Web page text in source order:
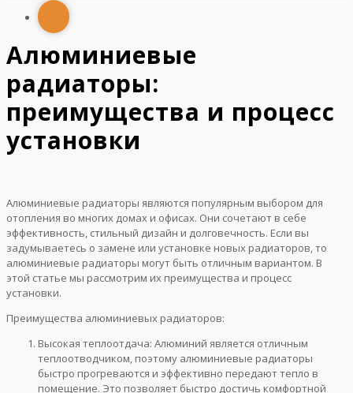
Алюминиевые
радиаторы:
преимущества и процесс
установки
Алюминиевые радиаторы являются популярным выбором для
отопления во многих домах и офисах. Они сочетают в себе
эффективность, стильный дизайн и долговечность. Если вы
задумываетесь о замене или установке новых радиаторов, то
алюминиевые радиаторы могут быть отличным вариантом. В
этой статье мы рассмотрим их преимущества и процесс
установки.
Преимущества алюминиевых радиаторов:
Высокая теплоотдача: Алюминий является отличным
теплоотводчиком, поэтому алюминиевые радиаторы
быстро прогреваются и эффективно передают тепло в
помещение. Это позволяет быстро достичь комфортной